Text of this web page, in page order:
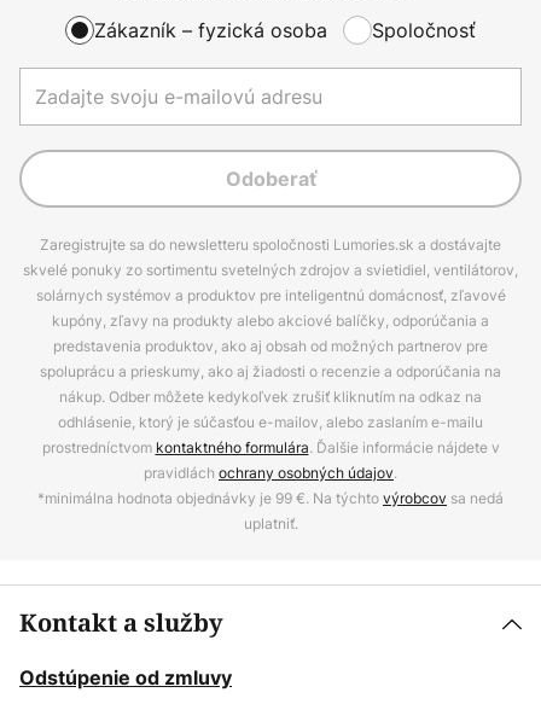
Zákazník – fyzická osoba Spoločnosť
Odoberať
Zaregistrujte sa do newsletteru spoločnosti Lumories.sk a dostávajte
skvelé ponuky zo sortimentu svetelných zdrojov a svietidiel, ventilátorov,
solárnych systémov a produktov pre inteligentnú domácnosť, zľavové
kupóny, zľavy na produkty alebo akciové balíčky, odporúčania a
predstavenia produktov, ako aj obsah od možných partnerov pre
spoluprácu a prieskumy, ako aj žiadosti o recenzie a odporúčania na
nákup. Odber môžete kedykoľvek zrušiť kliknutím na odkaz na
odhlásenie, ktorý je súčasťou e-mailov, alebo zaslaním e-mailu
prostredníctvom kontaktného formulára. Ďalšie informácie nájdete v
pravidlách ochrany osobných údajov.
*minimálna hodnota objednávky je 99 €. Na týchtovýrobcov sa nedá
uplatniť.
Kontakt a služby
Odstúpenie od zmluvy